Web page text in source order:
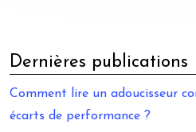
Dernières publications
Comment lire un adoucisseur
écarts de performance ?